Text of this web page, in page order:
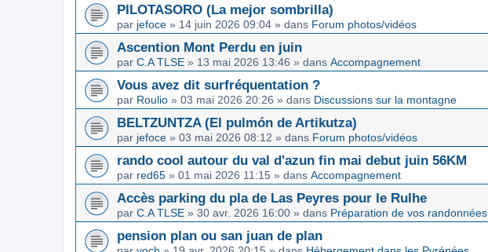
PILOTASORO (La mejor sombrilla)
par jefoce » 14 juin 2026 09:04 » dans Forum photos/vidéos
Ascention Mont Perdu en juin
par C.A TLSE » 13 mai 2026 13:46 » dans Accompagnement
Vous avez dit surfréquentation ?
par Roulio » 03 mai 2026 20:26 » dans Discussions sur la montagne
BELTZUNTZA (El pulmón de Artikutza)
par jefoce » 03 mai 2026 08:12 » dans Forum photos/vidéos
rando cool autour du val d'azun fin mai debut juin 56KM
par red65 » 01 mai 2026 11:15 » dans Accompagnement
Accès parking du pla de Las Peyres pour le Rulhe
par C.A TLSE » 30 avr. 2026 16:00 » dans Préparation de vos randonnées
pension plan ou san juan de plan